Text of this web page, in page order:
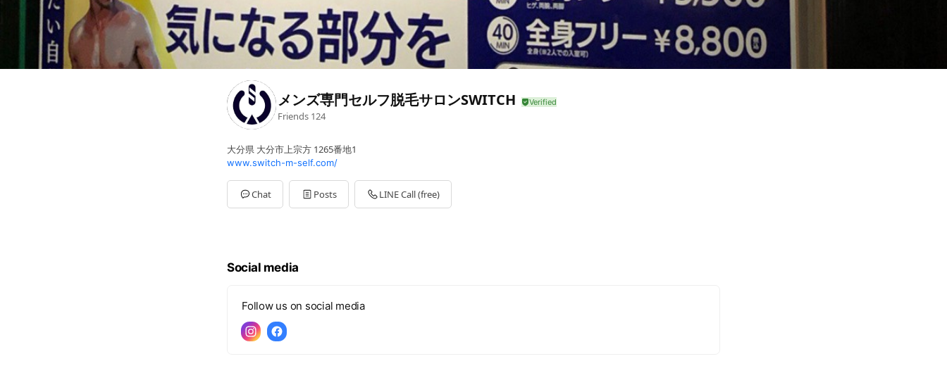
メンズ専門セルフ脱毛サロンSWITCH
Friends 124
大分県 大分市上宗方 1265番地1
www.switch-m-self.com/
Chat Posts LINE Call (free)
Social media
Follow us on social media